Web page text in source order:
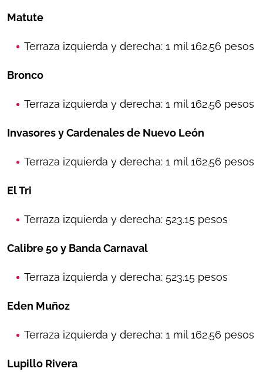
Matute
Terraza izquierda y derecha: 1 mil 162.56 pesos
Bronco
Terraza izquierda y derecha: 1 mil 162.56 pesos
Invasores y Cardenales de Nuevo León
Terraza izquierda y derecha: 1 mil 162.56 pesos
El Tri
Terraza izquierda y derecha: 523.15 pesos
Calibre 50 y Banda Carnaval
Terraza izquierda y derecha: 523.15 pesos
Eden Muñoz
Terraza izquierda y derecha: 1 mil 162.56 pesos
Lupillo Rivera